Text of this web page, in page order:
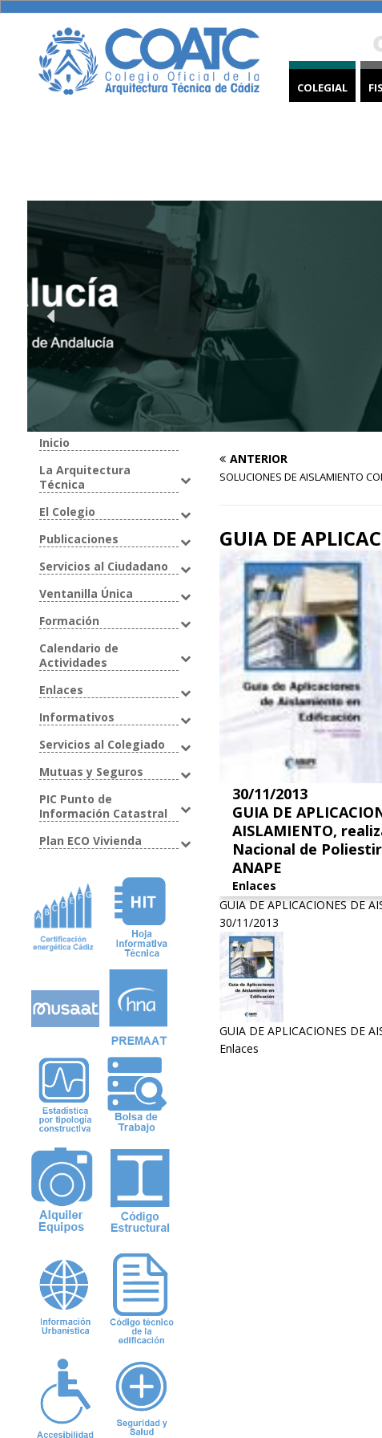
COLEGIAL
Inicio
La Arquitectura
Técnica
El Colegio
Publicaciones
Servicios al Ciudadano
Ventanilla Única
Formación
Calendario de
Actividades
Enlaces
Informativos
Servicios al Colegiado
Mutuas y Seguros
PIC Punto de
Información Catastral
Plan ECO Vivienda
ANTERIOR
SOLUCIONES DE AISLAMIENTO
GUIA DE
30/11/2013
GUIA DE
AISLAMIENTO,
Nacional de
ANAPE
Enlaces
GUIA DE APLICACIONES DE
30/11/2013
GUIA DE APLICACIONES DE
Enlaces